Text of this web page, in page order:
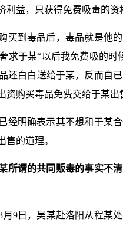
利益，只获得免费吸毒的资
买到毒品后，毒品就是他
求于某“以后我免费吸的时
还白白送给于某，反而自
资购买毒品免费交给于某
经明确表示其不想和于某
售的道理。
所谓的共同贩毒的事实不
月9日，吴某赴洛阳从程某